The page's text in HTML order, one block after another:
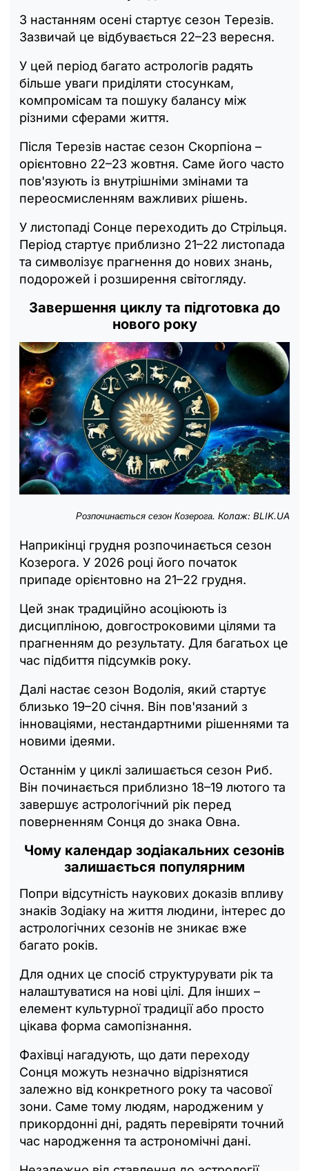
З настанням осені стартує сезон Терезів.
Зазвичай це відбувається 22–23 вересня.
У цей період багато астрологів радять
більше уваги приділяти стосункам,
компромісам та пошуку балансу між
різними сферами життя.
Після Терезів настає сезон Скорпіона –
орієнтовно 22–23 жовтня. Саме його часто
пов'язують із внутрішніми змінами та
переосмисленням важливих рішень.
У листопаді Сонце переходить до Стрільця.
Період стартує приблизно 21–22 листопада
та символізує прагнення до нових знань,
подорожей і розширення світогляду.
Завершення циклу та підготовка до
нового року
Розпочинається сезон Козерога. Колаж: BLIK.UA
Наприкінці грудня розпочинається сезон
Козерога. У 2026 році його початок
припаде орієнтовно на 21–22 грудня.
Цей знак традиційно асоціюють із
дисципліною, довгостроковими цілями та
прагненням до результату. Для багатьох це
час підбиття підсумків року.
Далі настає сезон Водолія, який стартує
близько 19–20 січня. Він пов'язаний з
інноваціями, нестандартними рішеннями та
новими ідеями.
Останнім у циклі залишається сезон Риб.
Він починається приблизно 18–19 лютого та
завершує астрологічний рік перед
поверненням Сонця до знака Овна.
Чому календар зодіакальних сезонів
залишається популярним
Попри відсутність наукових доказів впливу
знаків Зодіаку на життя людини, інтерес до
астрологічних сезонів не зникає вже
багато років.
Для одних це спосіб структурувати рік та
налаштуватися на нові цілі. Для інших –
елемент культурної традиції або просто
цікава форма самопізнання.
Фахівці нагадують, що дати переходу
Сонця можуть незначно відрізнятися
залежно від конкретного року та часової
зони. Саме тому людям, народженим у
прикордонні дні, радять перевіряти точний
час народження та астрономічні дані.